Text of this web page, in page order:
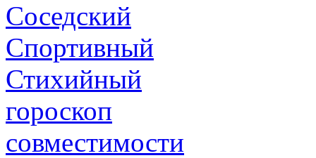
Соседский
Спортивный
Стихийный
гороскоп
совместимости